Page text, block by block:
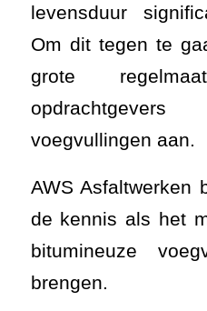
levensduur
Om dit tegen te
grote
voegvullingen aan.
AWS Asfaltwerken
de kennis als het
bitumineuze
brengen.